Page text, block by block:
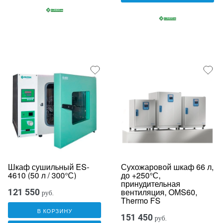
Шкаф сушильный ES-
4610 (50 л / 300°С)
121 550 руб.
В КОРЗИНУ
Сухожаровой шкаф 66 л,
до +250°С,
принудительная
вентиляция, OМS60,
Thermo FS
151 450 руб.